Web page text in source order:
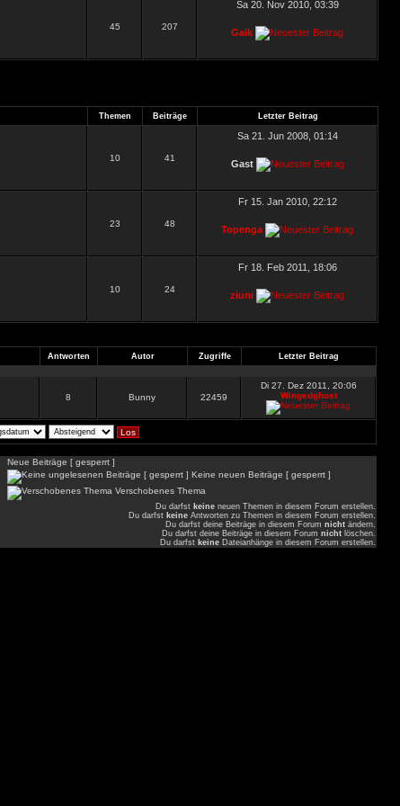
45 207
Sa 20. Nov 2010, 03:39
Gaik
Themen Beiträge Letzter Beitrag
10 41
Sa 21. Jun 2008, 01:14
Gast
23 48
Fr 15. Jan 2010, 22:12
Topenga
10 24
Fr 18. Feb 2011, 18:06
ziuni
Antworten Autor Zugriffe Letzter Beitrag
8 Bunny 22459
Di 27. Dez 2011, 20:06
Wingedghost
Neue Beiträge [ gesperrt ]
Keine neuen Beiträge [ gesperrt ]
Verschobenes Thema
Du darfst keine neuen Themen in diesem Forum erstellen.
Du darfst keine Antworten zu Themen in diesem Forum erstellen.
Du darfst deine Beiträge in diesem Forum nicht ändern.
Du darfst deine Beiträge in diesem Forum nicht löschen.
Du darfst keine Dateianhänge in diesem Forum erstellen.